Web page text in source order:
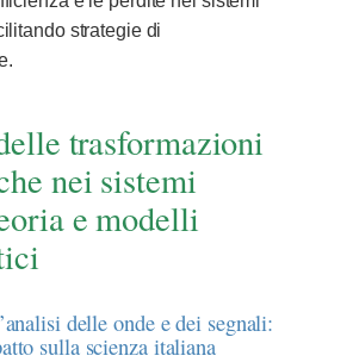
strategie di
trasformazioni
nei sistemi
e modelli
delle onde e dei segnali:
sulla scienza italiana